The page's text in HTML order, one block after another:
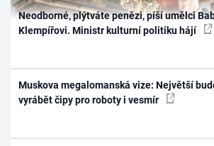
Neodborné, plýtváte penězi, píší umělci
Klempířovi. Ministr kulturní politiku hájí
Muskova megalomanská vize: Největší
vyrábět čipy pro roboty i vesmír